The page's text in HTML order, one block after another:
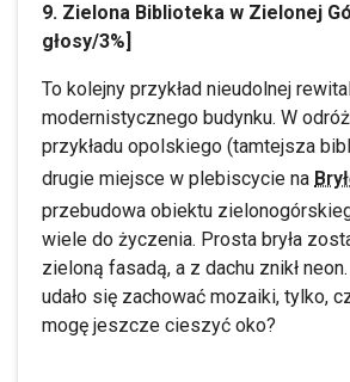
9. Zielona Biblioteka w Zielonej
głosy/3%]
To kolejny przykład nieudolnej
modernistycznego budynku. W
przykładu opolskiego (tamtejsza
drugie miejsce w plebiscycie na
przebudowa obiektu
wiele do życzenia. Prosta bryła
zieloną fasadą, a z dachu znikł
udało się zachować mozaiki, tylko,
mogę jeszcze cieszyć oko?